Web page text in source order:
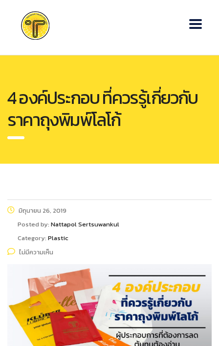
4 องค์ประกอบ ที่ควรรู้เกี่ยวกับ
ราคาถุงพิมพ์โลโก้
มิถุนายน 26, 2019
Posted by: Nattapol Sertsuwankul
Category: Plastic
ไม่มีความเห็น